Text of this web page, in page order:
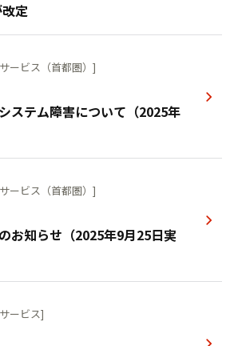
定
ステム障害について（2025年
ービス（首都圏）]
お知らせ（2025年9月25日実
ービス（首都圏）]
ービス]